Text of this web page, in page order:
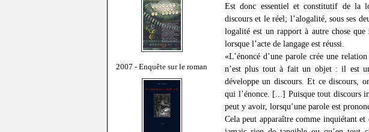
2007 - Enquête sur le roman
Est donc essentiel et constitutif de la
discours et le réel; l’alogalité, sous ses
logalité est un rapport à autre chose
lorsque l’acte de langage est réussi.
«L’énoncé d’une parole crée une
n’est plus tout à fait un objet : il est
développe un discours. Et ce discours,
qui l’énonce. [...] Puisque tout discours
peut y avoir, lorsqu’une parole est
Cela peut apparaître comme inquiétant